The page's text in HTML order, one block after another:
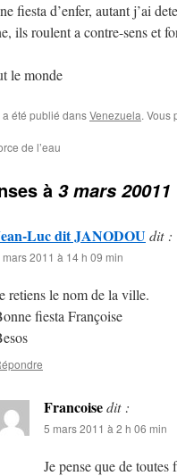
fiesta d’enfer, autant j’ai
ils roulent a contre-sens et
le monde
été publié dansVenezuela. Vous
de l’eau
à 3 mars
Luc dit JANODOUdit :
mars 2011 à 14 h 09 min
retiens le nom de la ville.
fiesta Françoise
Francoisedit :
5 mars 2011 à 2 h 06 min
Je pense que de